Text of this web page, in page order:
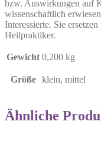
bzw. Auswirkungen auf
wissenschaftlich
Interessierte. Sie
Heilpraktiker.
Gewicht 0,200 kg
Größe klein, mittel
Ähnliche